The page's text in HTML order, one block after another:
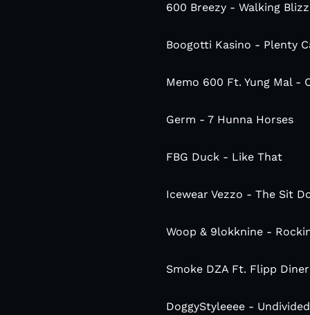
600 Breezy - Walking
Boogotti Kasino - Plenty
Memo 600 Ft. Yung Mal -
Germ - 7 Hunna Horses
FBG Duck - Like That
Icewear Vezzo - The Sit
Woop & 9lokknine -
Smoke DZA Ft. Flipp
DoggyStyleeee -